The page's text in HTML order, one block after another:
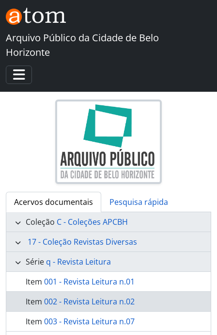
Skip to main content
Arquivo Público da Cidade de Belo
Horizonte
Toggle navigation
Acervos documentais
Pesquisa rápida
Coleção C - Coleções APCBH
17 - Coleção Revistas Diversas
Série q - Revista Leitura
Item 001 - Revista Leitura n.01
Item 002 - Revista Leitura n.02
Item 003 - Revista Leitura n.07